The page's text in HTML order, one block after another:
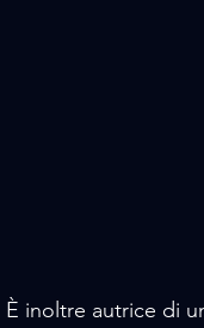
È inoltre autrice di